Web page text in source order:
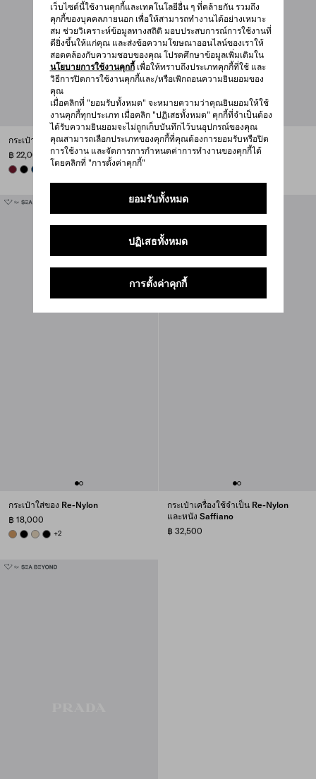
เว็บไซต์นี้ใช้งานคุกกี้และเทคโนโลยีอื่น ๆ ที่คล้ายกัน รวมถึง
คุกกี้ของบุคคลภายนอก เพื่อให้สามารถทำงานได้อย่างเหมาะ
สม ช่วยวิเคราะห์ข้อมูลทางสถิติ มอบประสบการณ์การใช้งานที่
ดียิ่งขึ้นให้แก่คุณ และส่งข้อความโฆษณาออนไลน์ของเราให้
สอดคล้องกับความชอบของคุณ โปรดศึกษาข้อมูลเพิ่มเติมใน
นโยบายการใช้งานคุกกี้เพื่อให้ทราบถึงประเภทคุกกี้ที่ใช้ และ
วิธีการปิดการใช้งานคุกกี้และ/หรือเพิกถอนความยินยอมของ
คุณ
เมื่อคลิกที่ "ยอมรับทั้งหมด" จะหมายความว่าคุณยินยอมให้ใช้
งานคุกกี้ทุกประเภท เมื่อคลิก "ปฏิเสธทั้งหมด" คุกกี้ที่จำเป็นต้อง
ได้รับความยินยอมจะไม่ถูกเก็บบันทึกไว้บนอุปกรณ์ของคุณ
คุณสามารถเลือกประเภทของคุกกี้ที่คุณต้องการยอมรับหรือปิด
การใช้งาน และจัดการการกำหนดค่าการทำงานของคุกกี้ได้
โดยคลิกที่ "การตั้งค่าคุกกี้"
ยอมรับทั้งหมด
ปฏิเสธทั้งหมด
การตั้งค่าคุกกี้
กระเป๋าเพาช์ Re-Nylon ขนาดเล็ก
฿ 22,000
BURGUNDY
BLACKBALTIC BLUE
BRANDY
+1
กระเป๋าเพาช์แบบมินิ Re-Nylon
฿ 21,000
กระเป๋าใส่ของ Re-Nylon
฿ 18,000
CAMEL BROWN
BLACKDESERT BEIGE
BLACK
+2
กระเป๋าเครื่องใช้จำเป็น Re-Nylon
และหนัง Saffiano
฿ 32,500